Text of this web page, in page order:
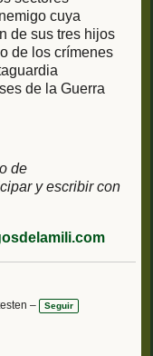
cuya
de sus tres hijos
de los crímenes
de la Guerra
de
y escribir con
– Seguir